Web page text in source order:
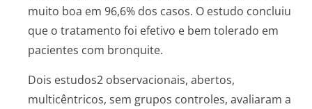
muito boa em 96,6% dos casos. O estudo concluiu
que o tratamento foi efetivo e bem tolerado em
pacientes com bronquite.
Dois estudos2 observacionais, abertos,
multicêntricos, sem grupos controles, avaliaram a